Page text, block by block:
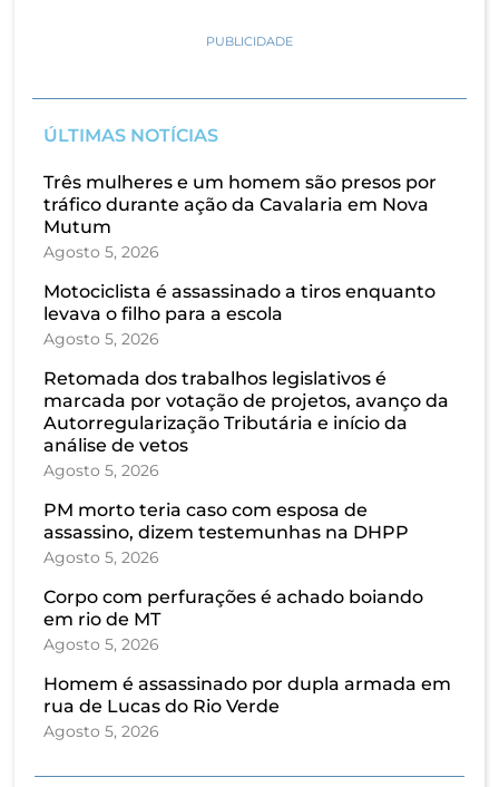
PUBLICIDADE
ÚLTIMAS NOTÍCIAS
Três mulheres e um homem são presos por
tráfico durante ação da Cavalaria em Nova
Mutum
Agosto 5, 2026
Motociclista é assassinado a tiros enquanto
levava o filho para a escola
Agosto 5, 2026
Retomada dos trabalhos legislativos é
marcada por votação de projetos, avanço da
Autorregularização Tributária e início da
análise de vetos
Agosto 5, 2026
PM morto teria caso com esposa de
assassino, dizem testemunhas na DHPP
Agosto 5, 2026
Corpo com perfurações é achado boiando
em rio de MT
Agosto 5, 2026
Homem é assassinado por dupla armada em
rua de Lucas do Rio Verde
Agosto 5, 2026